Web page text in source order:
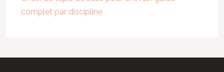
complet par discipline